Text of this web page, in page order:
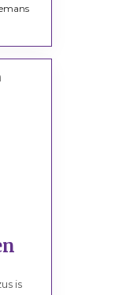
is